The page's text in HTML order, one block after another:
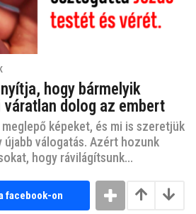
hogy bármelyik
dolog az embert
képeket, és mi is szeretjük
válogatás. Azért hozunk
hogy rávilágítsunk...
facebook-on